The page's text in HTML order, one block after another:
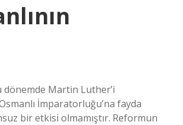
dönemde Martin Luther’i
İmparatorluğu’na fayda
bir etkisi olmamıştır. Reformun